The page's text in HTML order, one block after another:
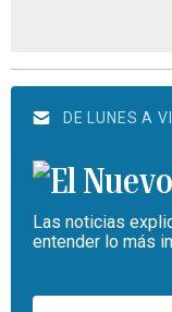
DE LUNES A
Las noticias
entender lo más